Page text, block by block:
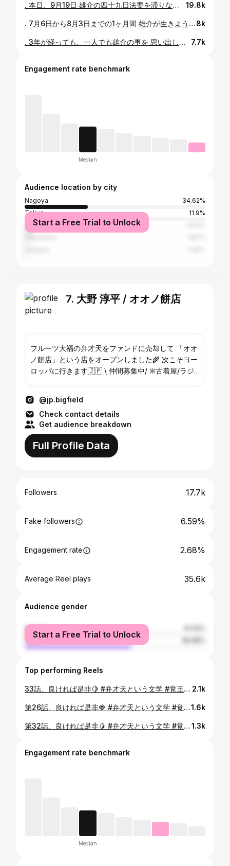
. 本日、9月19日 雄介の四十九日法要を滞りなく 済ませることができたことを ご報告させて頂きます。 報道等で雄介のことに関して 家族の強い意向で公表しないとありましたが 本当は全てお伝えさせて頂こうと考えておりました。 ですが、 記者の方が自宅まで取材に来られるようになったり （入院中や亡くなった後に） 漏れるはずのない情報が外部に知れ渡っていたり “報道“というものに対して恐怖感が出てしまい 今は公表しないでおこうと、家族で話し合い決めました。 あともう一つ、 雄介が亡くなったことと しっかり向き合う時間が欲しかったからです。 雄介が一般人ではなく プロ野球選手ということは理解しております。 ですが、私たち家族にとっては 一人の人間、木下雄介です。 お義母さんの息子であり 兄弟たちの弟、兄であること そして私の夫であり 娘と息子にとって世界でたった一人のパパです。 悲しみが癒えるにはまだまだ時間はかかりますが 何があっても下を向かなかった雄介のように 少しずつ前を向き歩んでいくことが 雄介への恩返しだと私は思っております。 雄介の不屈の精神、 びっくりするような行動力、 雄介との面白い話は沢山あるので いつか機会があればお話できればいいなと思っております。 長くなりましたが、 ここまで雄介が信じた道を突き進むことができたのも 本当に多くの方の応援や支えがあったからです。 お力添えくださった全ての皆様へ、深く感謝申し上げます。 雄介の携帯はこれから先も使えるようにしてありますので 連絡先をご存知の方はいつでもご連絡下さい。 本当にありがとうございました。 木下 茜 19.8k
. 7月6日から8月3日までの1ヶ月間 雄介が生きよう生きようと 必死に頑張ってくれている中で 私は数え切れないくらい 沢山の大切なことを知りました。 その中でも今回、皆さんにお伝えしたいことがあります それは｢救命の大切さ｣です。 皆さんは救命の大切さについてどこまでご存じでしょうか。 私が昔、務めていたスポーツジムでは 業務に入る前にAEDの使い方の一連の流れを確認するものが義務化されていました。 ですが、救命率の詳しい数字や 聞いたことのない言葉など 私が知らないことは沢山ありました。 今回、実際に私は遺族という立場で経験し 感じたこと思ったことこれを読んで下さった方に なにか響けばいいなと思い綴らせて頂きます。 私、1人では知識不足なので 雄介がお世話になった藤田医科大学の簗瀬教授 雄介の同級生で救命士をされている長谷川くんに協力をして頂きました。 まず、国がガイドラインとして出している 現在の全国共通の処置というものがあります。 1.倒れた人に体を揺さぶる、声をかけるを3回ほど繰り返しても反応がなければ周りの人に協力を求め、すぐに救急車とAEDを手配する。 2.次に呼吸の確認です。 胸とお腹の上がり下がりがあるか10秒かけて確認します。なければ心臓マッサージを開始します。 ここでも書かれているように ためらうことなく、すぐに救急車を呼ぶこと。AEDを手配すること。 これがなにより1番大切です。 人間は心停止に陥ってから 30秒で脳細胞の破壊が始まります。 脳の神経細胞は再生できない細胞で酸素がないとその破壊は加速し 何もしないと救命率は1分で10%ずつ低下します。 その場に居合わせた人々が1秒でも早く心臓マッサージを開始し、直ちにAEDを用いることで救命率が大きく飛躍します。 AEDは貼る場所の説明も書いていますし 貼ってしまえば2分に1度、心臓の解析をしてくれます。 ショックが必要なのかどうなのか 全ては機械の指示に従うだけなので 救急隊の方が来られるまで対応できると思います。 AEDを貼り、機械がショックが必要と判断すればすぐにショックを実行できそれだけで救命率はグンと上がります。 AEDが近くにない場合は心臓マッサージです。 ですが、実際倒れている人を見つけて 冷静にこの行動を取るのは難しいと思います。 私も、正しい心臓マッサージのやり方は 正直自信がありませんでした。 だからこそ、これを読んだ方が1人でも多く 救命の大切さを感じ改めて知ってほしいと思います。 あともう1つ、死戦期呼吸という言葉はご存知でしょうか。 私は雄介が倒れるまで聞いたことすらありませんでした。 死戦期呼吸とは、 心停止に陥った時に呼吸中枢がまだ働いていると 呼吸をさせようと口を動かす指示を脳が出します。 書いて字の如く、死と戦っている時の呼吸状態、 つまり心臓が止まる前の呼吸だそうです。 この死戦期呼吸は 呼吸ありと誤った判断をされることもあるようです。 もちろん、通常の呼吸とは異なるので 体内に酸素は送られていません。 ですが、医療関係者ではない限り 死戦期呼吸がどれだなんてわからないと思います。 明らかに呼吸がいつもと違うと感じれば 呼びかけて10秒経っても返事がない場合 すぐに心臓マッサージを始めるそうです。 もし間違っていたら…とためらわずに心臓マッサージをしてもいいと簗瀬教授はおっしゃっていました。 なぜなら脳の細胞は1度死んでしまうと再生しないからです。 何度も言いますがまずは救急車を呼ぶこと、AEDの手配をすること。 これがなにより大切です。 倒れた時に近くに人が沢山いる状態は 奇跡的な状況とも言えるようです。 しかし、居合わせた人々が機能していないと 倒れた人の死に直接関わってくるようです。 見て見ぬふりした方が、、、なんて思われるかも知れませんし、怖くてためらわれるかも知れません。 ですが、倒れた人が自分の大切な人だと考えてみて下さい。 周りの人が1人でも多く 力になってくれる方がいいですよね。 いつそのような現場に居合わせるかはわかりません。 一生ないことかも知れません。 ですが、いつかそのような現場に居合わせたときに どんな小さなことでも必ず力になれるはずです。 これを読んで下さった方が1人でも多く 救命の大切さを知り学ぶきっかけになって下さると嬉しいです。 また、プロ野球のように ハードなトレーニングをされている競技は多いと思います。 様々な競技の場面で 今回の雄介のようなことが2度と起きないように トレーナーさんや裏方さんはもちろん 選手の皆さん自身が 何か変わるきっかけになってほしいなと思います。8k
. 3年が経っても、一人でも雄介の事を 思い出してくださる方がいることに感謝します。 もうすぐ娘は8歳、息子は6歳に。 息子は去年から少年野球チームに所属し 本人の希望で背番号98をつけています。 （監督さんのご配慮のお陰です✨） 悲しいことに球団との話し合いは未だ解決していませんが 子供達が怪我や病気もせず元気で居てくれることが なにより幸せなことだと思って過ごしています。 DM等で優しいお言葉をくださった方々 本当にいつもありがとうございます😌🍀 7.7k
Engagement rate benchmark
Median
Audience location by city
Nagoya
34.62%
Tokyo
11.9%
Kita-ku
Start a Free Trial to Unlock
7. 大野 淳平 / オオノ餅店
フルーツ大福の弁才天をファンドに売却して 「オオ
ノ餅店」という店をオープンしました🌾 次こそヨー
ロッパに行きます🇯🇵 \ 仲間募集中/ ※古着屋/ラジ
@jp.bigfield
Check contact details
Get audience breakdown
Full Profile Data
Followers 17.7k
Fake followers 6.59%
Engagement rate 2.68%
Average Reel plays 35.6k
Audience gender
female
male
Start a Free Trial to Unlock
Top performing Reels
33話、良ければ是非🍋 #弁才天という文学 #覚王山フルーツ大福弁才天 #弁才天 #フルーツ大福 #弁才天フルーツ大福 2.1k
第26話、良ければ是非🍓 #弁才天という文学 #覚王山フルーツ大福弁才天 #弁才天 #フルーツ大福 #弁才天フルーツ大福1.6k
第32話、良ければ是非🥭 #弁才天という文学 #覚王山フルーツ大福弁才天 #弁才天 #フルーツ大福 #弁才天フルーツ大福1.3k
Engagement rate benchmark
Median